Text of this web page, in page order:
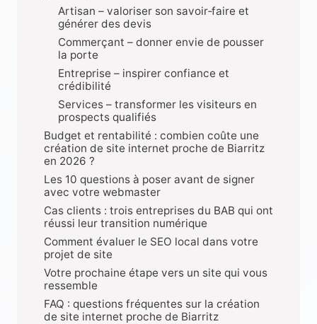
Artisan – valoriser son savoir‑faire et
générer des devis
Commerçant – donner envie de pousser
la porte
Entreprise – inspirer confiance et
crédibilité
Services – transformer les visiteurs en
prospects qualifiés
Budget et rentabilité : combien coûte une
création de site internet proche de Biarritz
en 2026 ?
Les 10 questions à poser avant de signer
avec votre webmaster
Cas clients : trois entreprises du BAB qui ont
réussi leur transition numérique
Comment évaluer le SEO local dans votre
projet de site
Votre prochaine étape vers un site qui vous
ressemble
FAQ : questions fréquentes sur la création
de site internet proche de Biarritz